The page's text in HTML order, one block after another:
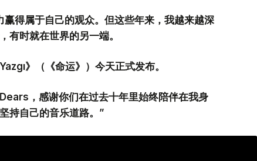
得属于自己的观众。但这些年来，我越来越深
有时就在世界的另一端。
》（《命运》）今天正式发布。
，感谢你们在过去十年里始终陪伴在我身
持自己的音乐道路。”